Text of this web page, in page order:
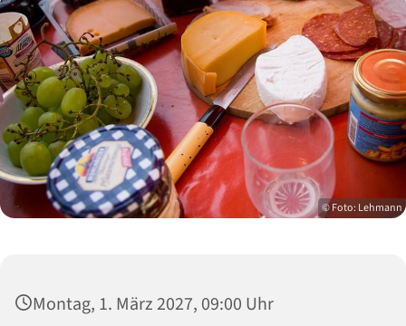
© Foto: Lehmann
Montag, 1. März 2027, 09:00 Uhr